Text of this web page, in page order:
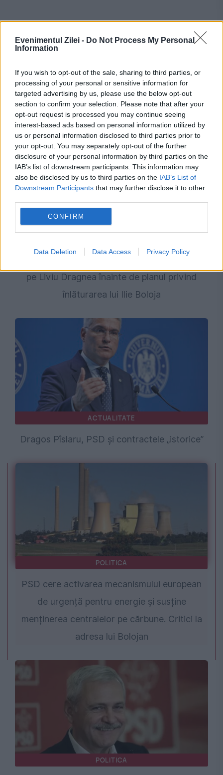
Evenimentul Zilei - Do Not Process My Personal
Information
If you wish to opt-out of the sale, sharing to third parties, or
processing of your personal or sensitive information for
targeted advertising by us, please use the below opt-out
section to confirm your selection. Please note that after your
opt-out request is processed you may continue seeing
interest-based ads based on personal information utilized by
us or personal information disclosed to third parties prior to
your opt-out. You may separately opt-out of the further
disclosure of your personal information by third parties on the
IAB’s list of downstream participants. This information may
also be disclosed by us to third parties on the IAB’s List of
Downstream Participants that may further disclose it to other
CONFIRM
Data Deletion Data Access Privacy Policy
Recomandările noastre
Cine sunt cei doi lideri PSD care l-ar fi vizitat
pe Liviu Dragnea înainte de planul privind
înlăturarea lui Ilie Boloja
ACTUALITATE
Dragos Pîslaru, PSD și contractele „istorice”
POLITICA
PSD cere activarea mecanismului european
de urgență pentru energie și susține
menținerea centralelor pe cărbune. Critici la
adresa lui Bolojan
POLITICA